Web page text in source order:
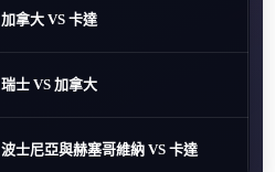
加拿大 VS 卡達
瑞士 VS 加拿大
波士尼亞與赫塞哥維納 VS 卡達